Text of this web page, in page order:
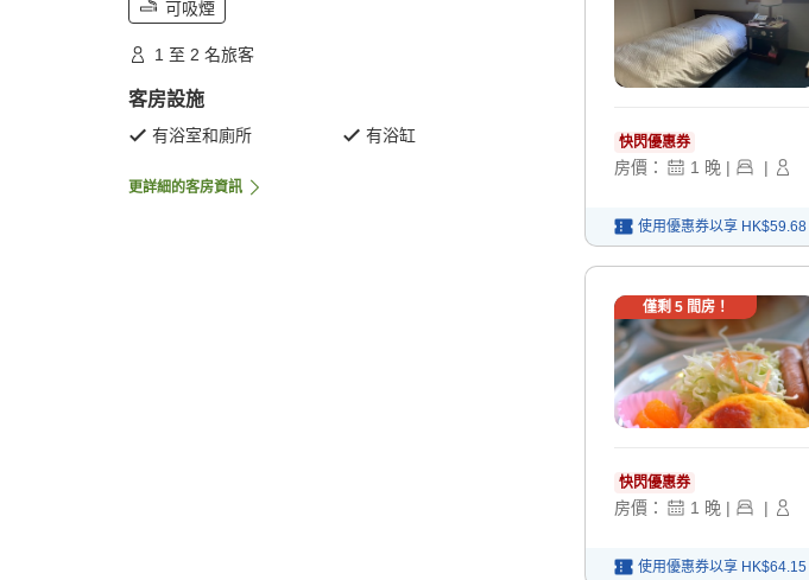
可吸煙
1 至 2 名旅客
客房設施
有浴室和廁所 有浴缸
更詳細的客房資訊
快閃優惠券
房價： 1 晚 | |
使用優惠券以享 HK$59.68
僅剩 5間房！
快閃優惠券
房價： 1 晚 | |
使用優惠券以享 HK$64.15